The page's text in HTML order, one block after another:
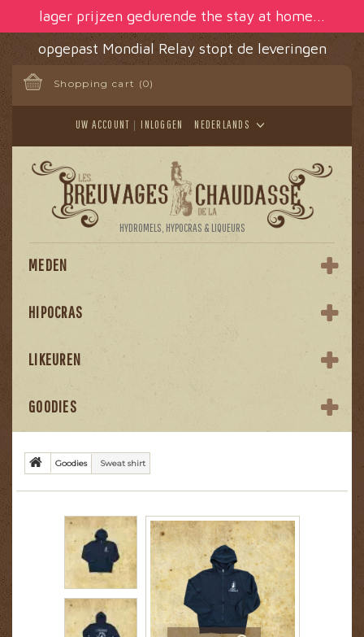
lager prijzen gedurende the stay at home...
opgepast Mondial Relay stopt de leveringen
Shopping cart (0)
NEDERLANDS
INLOGGEN
UW ACCOUNT
HYDROMELS, HYPOCRAS & LIQUEURS
MEDEN
HIPOCRAS
LIKEUREN
GOODIES
Goodies Sweat shirt
Cookies beheer paneel